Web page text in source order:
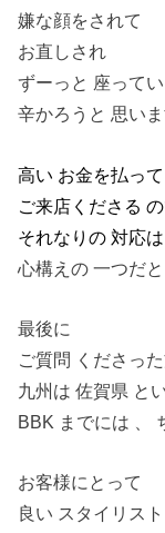
嫌な顔をされて
お直しされ
ずーっと 座って
辛かろうと 思い
高い お金を払っ
ご来店くださる
それなりの 対応
心構えの 一つだと
最後に
ご質問 くださっ
九州は 佐賀県 と
BBK までには 、
お客様にとって
良い スタイリス